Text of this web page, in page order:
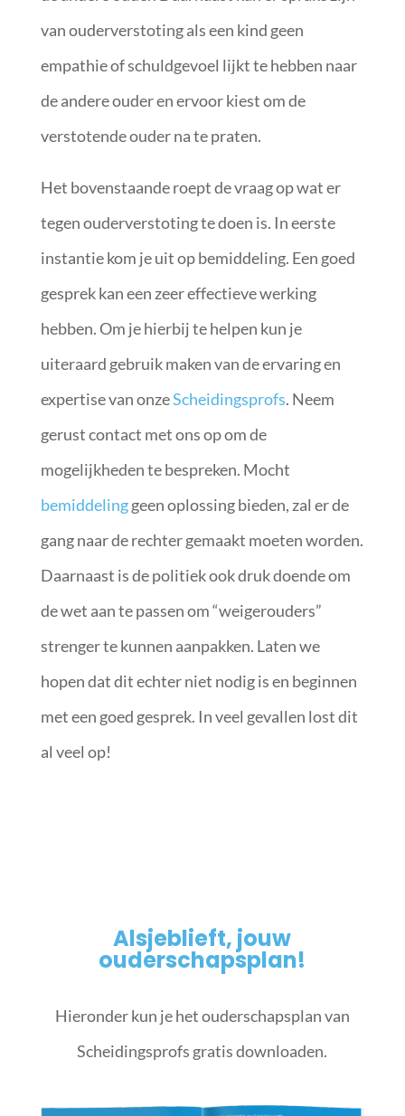
van ouderverstoting als een kind geen
empathie of schuldgevoel lijkt te hebben naar
de andere ouder en ervoor kiest om de
verstotende ouder na te praten.
Het bovenstaande roept de vraag op wat er
tegen ouderverstoting te doen is. In eerste
instantie kom je uit op bemiddeling. Een goed
gesprek kan een zeer effectieve werking
hebben. Om je hierbij te helpen kun je
uiteraard gebruik maken van de ervaring en
expertise van onzeScheidingsprofs. Neem
gerust contact met ons op om de
mogelijkheden te bespreken. Mocht
bemiddelinggeen oplossing bieden, zal er de
gang naar de rechter gemaakt moeten worden.
Daarnaast is de politiek ook druk doende om
de wet aan te passen om “weigerouders”
strenger te kunnen aanpakken. Laten we
hopen dat dit echter niet nodig is en beginnen
met een goed gesprek. In veel gevallen lost dit
al veel op!
Alsjeblieft, jouw
ouderschapsplan!
Hieronder kun je het ouderschapsplan van
Scheidingsprofs gratis downloaden.